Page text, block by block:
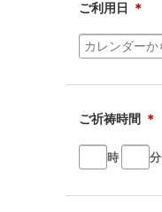
ご利用日 ＊
ご祈祷時間 ＊
時 分